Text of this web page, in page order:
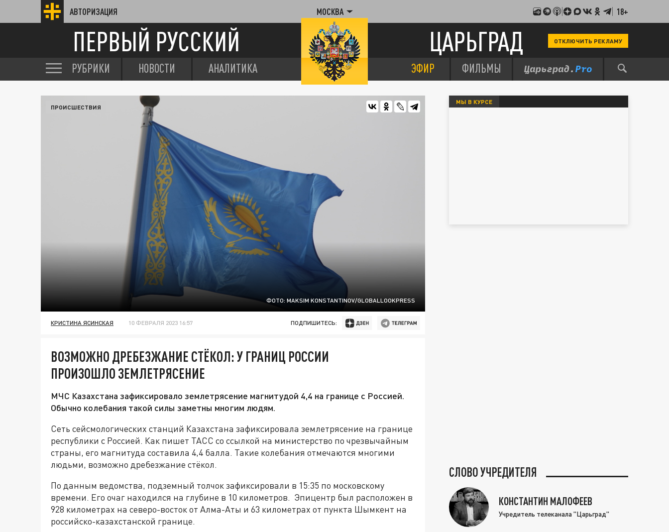
АВТОРИЗАЦИЯ МОСКВА 18+
ПЕРВЫЙ РУССКИЙ ЦАРЬГРАД ОТКЛЮЧИТЬ РЕКЛАМУ
РУБРИКИ НОВОСТИ АНАЛИТИКА ЭФИР ФИЛЬМЫ
ФОТО: MAKSIM KONSTANTINOV/GLOBALLOOKPRESS
ПРОИСШЕСТВИЯ
КРИСТИНА ЯСИНСКАЯ 10 ФЕВРАЛЯ 2023 16:57 ПОДПИШИТЕСЬ:
ВОЗМОЖНО ДРЕБЕЗЖАНИЕ СТЁКОЛ: У ГРАНИЦ РОССИИ
ПРОИЗОШЛО ЗЕМЛЕТРЯСЕНИЕ
МЧС Казахстана зафиксировало землетрясение магнитудой 4,4 на границе с Россией.
Обычно колебания такой силы заметны многим людям.
Сеть сейсмологических станций Казахстана зафиксировала землетрясение на границе
республики с Россией. Как пишет ТАСС со ссылкой на министерство по чрезвычайным
страны, его магнитуда составила 4,4 балла. Такие колебания отмечаются многими
людьми, возможно дребезжание стёкол.
По данным ведомства, подземный толчок зафиксировали в 15:35 по московскому
времени. Его очаг находился на глубине в 10 километров. Эпицентр был расположен в
928 километрах на северо-восток от Алма-Аты и 63 километрах от пункта Шымкент на
российско-казахстанской границе.
МЫ В КУРСЕ
СЛОВО УЧРЕДИТЕЛЯ
КОНСТАНТИН МАЛОФЕЕВ
Учредитель телеканала "Царьград"